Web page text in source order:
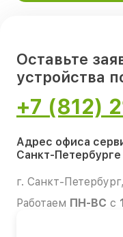
Оставьте
устройства
+7 (812)
Адрес офиса
Санкт-Петербурге
г. Санкт-
Работаем ПН-ВС с